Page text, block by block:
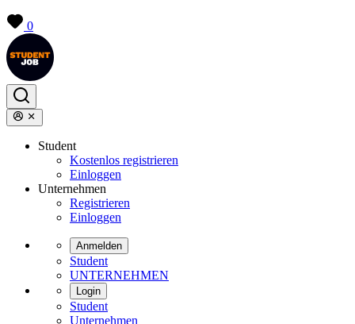
0
Student
Kostenlos registrieren
Einloggen
Unternehmen
Registrieren
Einloggen
Anmelden
Student
UNTERNEHMEN
Login
Student
Unternehmen